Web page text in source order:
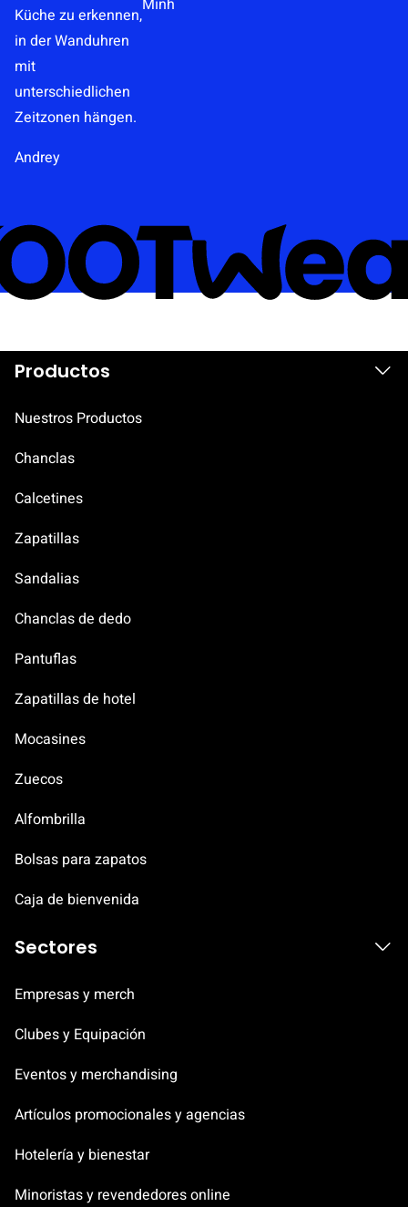
Andrey
Minh
Productos
Nuestros Productos
Chanclas
Calcetines
Zapatillas
Sandalias
Chanclas de dedo
Pantuflas
Zapatillas de hotel
Mocasines
Zuecos
Alfombrilla
Bolsas para zapatos
Caja de bienvenida
Sectores
Empresas y merch
Clubes y Equipación
Eventos y merchandising
Artículos promocionales y agencias
Hotelería y bienestar
Minoristas y revendedores online